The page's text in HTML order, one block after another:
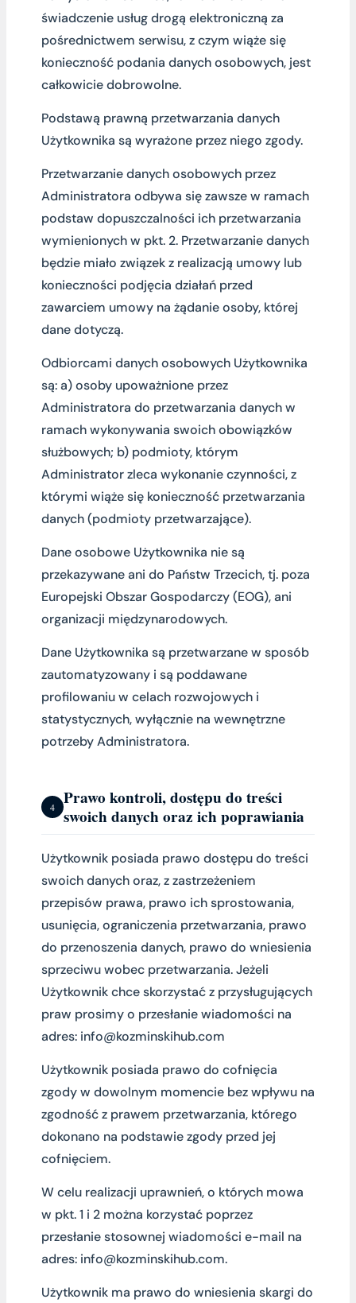
świadczenie usług drogą elektroniczną za
pośrednictwem serwisu, z czym wiąże się
konieczność podania danych osobowych, jest
całkowicie dobrowolne.
Podstawą prawną przetwarzania danych
Użytkownika są wyrażone przez niego zgody.
Przetwarzanie danych osobowych przez
Administratora odbywa się zawsze w ramach
podstaw dopuszczalności ich przetwarzania
wymienionych w pkt. 2. Przetwarzanie danych
będzie miało związek z realizacją umowy lub
konieczności podjęcia działań przed
zawarciem umowy na żądanie osoby, której
dane dotyczą.
Odbiorcami danych osobowych Użytkownika
są: a) osoby upoważnione przez
Administratora do przetwarzania danych w
ramach wykonywania swoich obowiązków
służbowych; b) podmioty, którym
Administrator zleca wykonanie czynności, z
którymi wiąże się konieczność przetwarzania
danych (podmioty przetwarzające).
Dane osobowe Użytkownika nie są
przekazywane ani do Państw Trzecich, tj. poza
Europejski Obszar Gospodarczy (EOG), ani
organizacji międzynarodowych.
Dane Użytkownika są przetwarzane w sposób
zautomatyzowany i są poddawane
profilowaniu w celach rozwojowych i
statystycznych, wyłącznie na wewnętrzne
potrzeby Administratora.
4
Prawo kontroli, dostępu do treści
swoich danych oraz ich poprawiania
Użytkownik posiada prawo dostępu do treści
swoich danych oraz, z zastrzeżeniem
przepisów prawa, prawo ich sprostowania,
usunięcia, ograniczenia przetwarzania, prawo
do przenoszenia danych, prawo do wniesienia
sprzeciwu wobec przetwarzania. Jeżeli
Użytkownik chce skorzystać z przysługujących
praw prosimy o przesłanie wiadomości na
adres: info@kozminskihub.com
Użytkownik posiada prawo do cofnięcia
zgody w dowolnym momencie bez wpływu na
zgodność z prawem przetwarzania, którego
dokonano na podstawie zgody przed jej
cofnięciem.
W celu realizacji uprawnień, o których mowa
w pkt. 1 i 2 można korzystać poprzez
przesłanie stosownej wiadomości e-mail na
adres: info@kozminskihub.com.
Użytkownik ma prawo do wniesienia skargi do